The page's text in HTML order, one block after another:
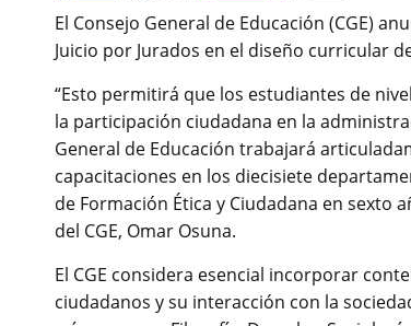
El Consejo General de Educación (CGE)
Juicio por Jurados en el diseño curricular
“Esto permitirá que los estudiantes de
la participación ciudadana en la
General de Educación trabajará
capacitaciones en los diecisiete
de Formación Ética y Ciudadana en sexto
del CGE, Omar Osuna.
El CGE considera esencial incorporar
ciudadanos y su interacción con la